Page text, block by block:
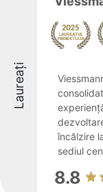
Laureați
încălzire
sediul
8.8